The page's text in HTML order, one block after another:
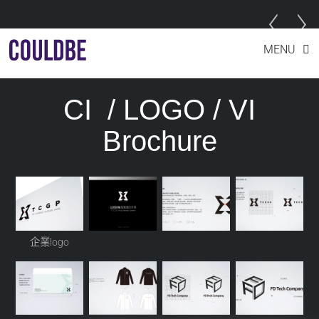
Skip
content
MENU
企業LOGO、CI、VI
CI / LOGO / VI
Brochure
企業logo